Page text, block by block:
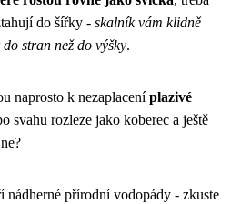
do šířky - skalník vám klidně
stran než do výšky.
naprosto k nezaplaceníplazivé
svahu rozleze jako koberec a ještě
nádherné přírodní vodopády - zkuste